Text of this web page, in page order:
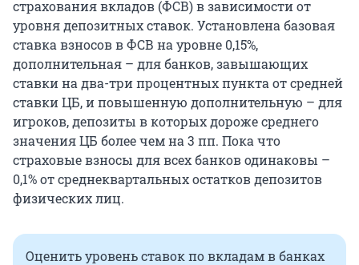
страхования вкладов (ФСВ) в зависимости от
уровня депозитных ставок. Установлена базовая
ставка взносов в ФСВ на уровне 0,15%,
дополнительная – для банков, завышающих
ставки на два-три процентных пункта от средней
ставки ЦБ, и повышенную дополнительную – для
игроков, депозиты в которых дороже среднего
значения ЦБ более чем на 3 пп. Пока что
страховые взносы для всех банков одинаковы –
0,1% от среднеквартальных остатков депозитов
физических лиц.
Оценить уровень ставок по вкладам в банках